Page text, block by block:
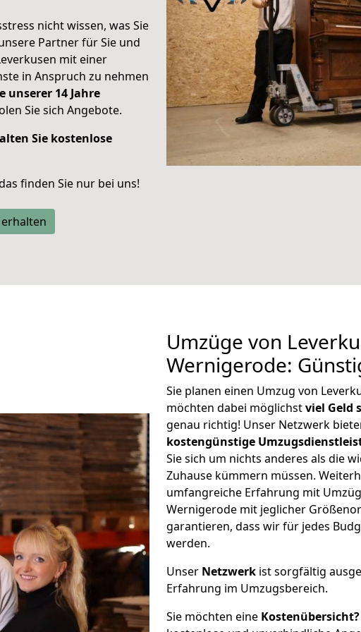
nicht wissen, was Sie
Partner für Sie und
mit einer
in Anspruch zu nehmen
unserer 14 Jahre
Sie sich Angebote.
Sie kostenlose
finden Sie nur bei uns!
Umzüge von
Wernigerode:
Sie planen einen Umzug von
möchten dabei möglichstviel Geld
genau richtig! Unser Netzwerk
kostengünstige
Sie sich um nichts anderes als die
Zuhause kümmern müssen.
umfangreiche Erfahrung mit
Wernigerode mit jeglicher
garantieren, dass wir für jedes
werden.
Unser Netzwerk ist sorgfältig
Erfahrung im Umzugsbereich.
Sie möchten eine Kostenübersicht?